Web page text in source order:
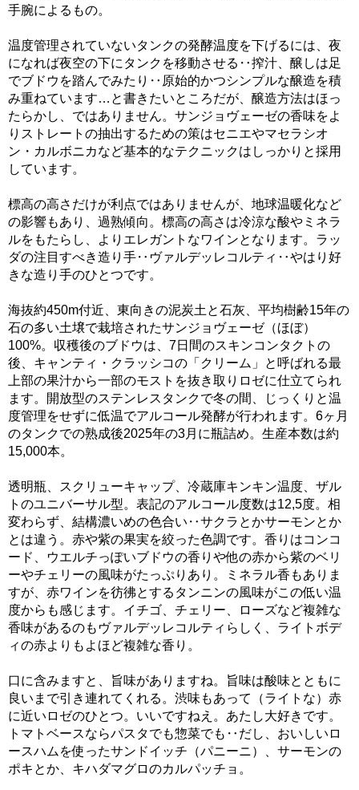
手腕によるもの。
温度管理されていないタンクの発酵温度を下げるには、夜
になれば夜空の下にタンクを移動させる‥搾汁、醸しは足
でブドウを踏んでみたり‥原始的かつシンプルな醸造を積
み重ねています…と書きたいところだが、醸造方法はほっ
たらかし、ではありません。サンジョヴェーゼの香味をよ
りストレートの抽出するための策はセニエやマセラシオ
ン・カルボニカなど基本的なテクニックはしっかりと採用
しています。
標高の高さだけが利点ではありませんが、地球温暖化など
の影響もあり、過熟傾向。標高の高さは冷涼な酸やミネラ
ルをもたらし、よりエレガントなワインとなります。ラッ
ダの注目すべき造り手‥ヴァルデッレコルティ‥やはり好
きな造り手のひとつです。
海抜約450m付近、東向きの泥炭土と石灰、平均樹齢15年の
石の多い土壌で栽培されたサンジョヴェーゼ（ほぼ）
100%。収穫後のブドウは、7日間のスキンコンタクトの
後、キャンティ・クラッシコの「クリーム」と呼ばれる最
上部の果汁から一部のモストを抜き取りロゼに仕立てられ
ます。開放型のステンレスタンクで冬の間、じっくりと温
度管理をせずに低温でアルコール発酵が行われます。6ヶ月
のタンクでの熟成後2025年の3月に瓶詰め。生産本数は約
15,000本。
透明瓶、スクリューキャップ、冷蔵庫キンキン温度、ザル
トのユニバーサル型。表記のアルコール度数は12,5度。相
変わらず、結構濃いめの色合い‥サクラとかサーモンとか
とは違う。赤や紫の果実を絞った色調です。香りはコンコ
ード、ウエルチっぽいブドウの香りや他の赤から紫のベリ
ーやチェリーの風味がたっぷりあり。ミネラル香もありま
すが、赤ワインを彷彿とするタンニンの風味がこの低い温
度からも感じます。イチゴ、チェリー、ローズなど複雑な
香味があるのもヴァルデッレコルティらしく、ライトボデ
ィの赤よりもよほど複雑な香り。
口に含みますと、旨味がありますね。旨味は酸味とともに
良いまで引き連れてくれる。渋味もあって（ライトな）赤
に近いロゼのひとつ。いいですねえ。あたし大好きです。
トマトベースならパスタでも惣菜でも‥だし、おいしいロ
ースハムを使ったサンドイッチ（パニーニ）、サーモンの
ポキとか、キハダマグロのカルパッチョ。